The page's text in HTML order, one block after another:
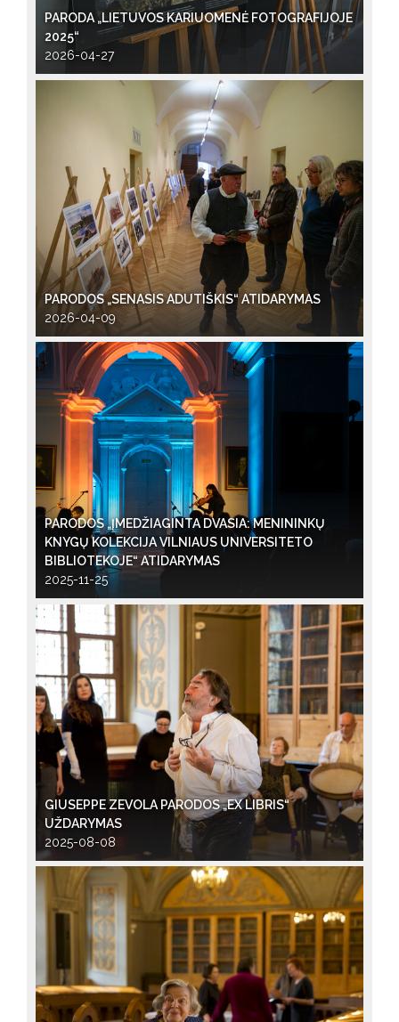
PARODA „LIETUVOS KARIUOMENĖ FOTOGRAFIJOJE
2025“
2026-04-27
PARODOS „SENASIS ADUTIŠKIS“ ATIDARYMAS
2026-04-09
PARODOS „ĮMEDŽIAGINTA DVASIA: MENININKŲ
KNYGŲ KOLEKCIJA VILNIAUS UNIVERSITETO
BIBLIOTEKOJE“ ATIDARYMAS
2025-11-25
GIUSEPPE ZEVOLA PARODOS „EX LIBRIS“
UŽDARYMAS
2025-08-08